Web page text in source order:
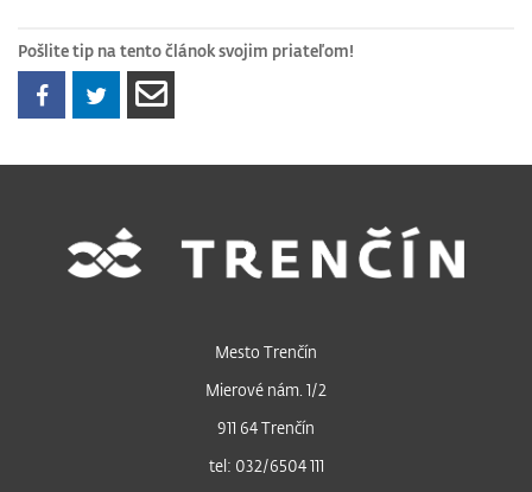
Pošlite tip na tento článok svojim priateľom!
Mesto Trenčín
Mierové nám. 1/2
911 64 Trenčín
tel: 032/6504 111